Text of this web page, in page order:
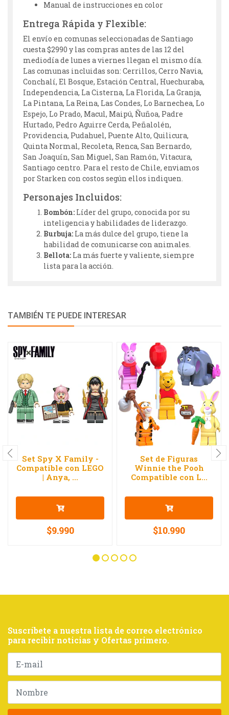
Manual de instrucciones en color
Entrega Rápida y Flexible:
El envío en comunas seleccionadas de Santiago
cuesta $2990 y las compras antes de las 12 del
mediodía de lunes a viernes llegan el mismo día.
Las comunas incluidas son: Cerrillos, Cerro Navia,
Conchalí, El Bosque, Estación Central, Huechuraba,
Independencia, La Cisterna, La Florida, La Granja,
La Pintana, La Reina, Las Condes, Lo Barnechea, Lo
Espejo, Lo Prado, Macul, Maipú, Ñuñoa, Padre
Hurtado, Pedro Aguirre Cerda, Peñalolén,
Providencia, Pudahuel, Puente Alto, Quilicura,
Quinta Normal, Recoleta, Renca, San Bernardo,
San Joaquín, San Miguel, San Ramón, Vitacura,
Santiago centro. Para el resto de Chile, enviamos
por Starken con costos según ellos indiquen.
Personajes Incluidos:
Bombón: Líder del grupo, conocida por su
inteligencia y habilidades de liderazgo.
Burbuja: La más dulce del grupo, tiene la
habilidad de comunicarse con animales.
Bellota: La más fuerte y valiente, siempre
lista para la acción.
TAMBIÉN TE PUEDE INTERESAR
Set Spy X Family -
Compatible con LEGO
| Anya, ...
$9.990
Set de Figuras
Winnie the Pooh
Compatible con L...
$10.990
Suscríbete a nuestra lista de correo electrónico
para recibir noticias y Ofertas primero.